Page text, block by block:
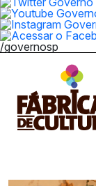
/governosp